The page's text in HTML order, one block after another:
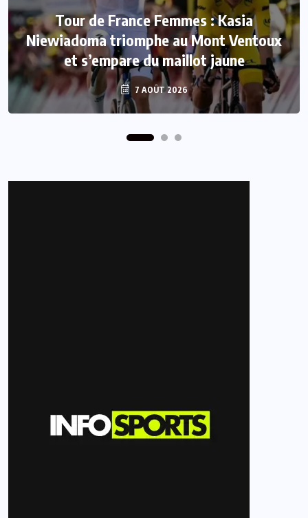
Tour de France Femmes : Kasia
Niewiadoma triomphe au Mont Ventoux
et s’empare du maillot jaune
7 AOÛT 2026
INTER
Mercato : Le FC Barcelone s’offre Rodri
pour 50 millions d’euros
7 AOÛT 2026